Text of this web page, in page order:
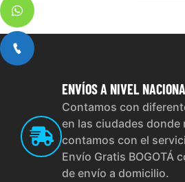
ENVÍOSA NIVEL
Contamos con
en las ciudades donde
contamos con el
Envío Gratis BOGOTÁ
de envío a domicilio.